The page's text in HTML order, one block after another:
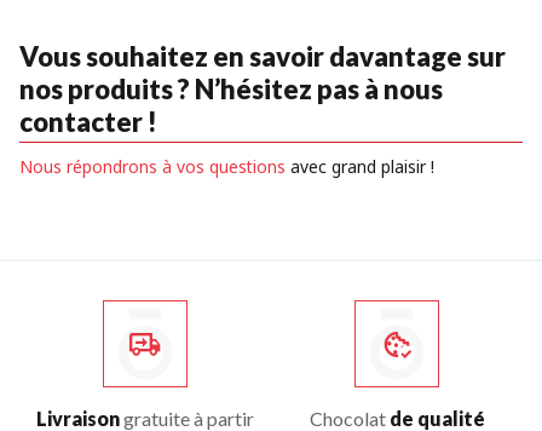
Vous souhaitez en savoir davantage sur
nos produits ? N’hésitez pas à nous
contacter !
Nous répondrons à vos questions avec grand plaisir !
Livraisongratuite à partir
Chocolat de qualité